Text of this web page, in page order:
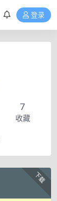
登录
7
收藏
下载